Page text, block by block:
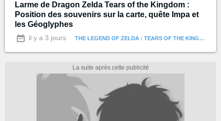
Larme de Dragon Zelda Tears of the Kingdom :
Position des souvenirs sur la carte, quête Impa et
les Géoglyphes
il y a 3 jours THE LEGEND OF ZELDA : TEARS OF THE KINGDOM